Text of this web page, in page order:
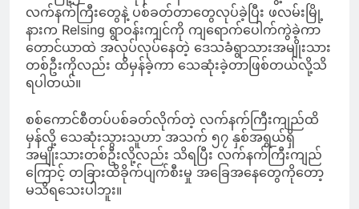
လက်နက်ကြီးတွေနဲ့ ပစ်ခတ်တာတွေလုပ်ခဲ့ပြီး ဖလမ်းမြို့
နားက Relsing ရွာဝန်းကျင်ကို ကျရောက်ပေါက်ကွဲခဲ့ကာ
တောင်ယာထဲ အလုပ်လုပ်နေတဲ့ ဒေသခံရွာသားအမျိုးသား
တစ်ဦးကိုလည်း ထိမှန်ခဲ့ကာ သေဆုံးခဲ့တာဖြစ်တယ်လို့သိ
ရပါတယ်။
စစ်ကောင်စီတပ်ပစ်ခတ်လိုက်တဲ့ လက်နက်ကြီးကျည်ထိ
မှန်လို့ သေဆုံးသွားသူဟာ အသက် ၅၇ နှစ်အရွယ်ရှိ
အမျိုးသားတစ်ဦးလို့လည်း သိရပြီး လက်နက်ကြီးကျည်
ကြောင့် တခြားထိခိုက်ပျက်စီးမှု အခြေအနေတွေကိုတော့
မသိရသေးပါဘူး။